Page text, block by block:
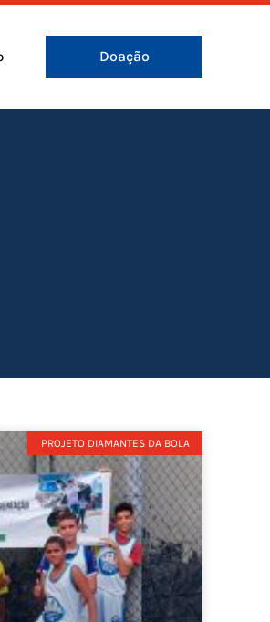
Doação
PROJETO DIAMANTES DA BOLA